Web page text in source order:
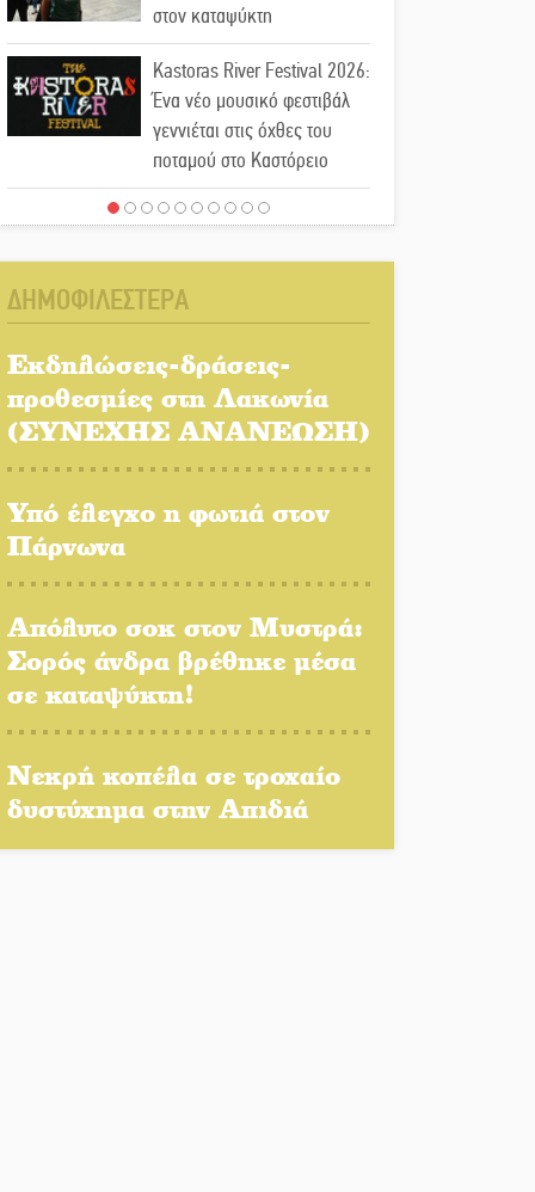
στον καταψύκτη
Kastoras River Festival 2026:
Ένα νέο μουσικό φεστιβάλ
γεννιέται στις όχθες του
ποταμού στο Καστόρειο
Τα ζάρια παίρνουν «φωτιά»
Αυθεντικό γλέντι με «Γιορτή
Βραστού» στη Σοχά
Το τελεφερίκ της
Μονεμβασιάς στο τραπέζι
δίνουν ραντεβού στην
Η Σοχά ετοιμάζεται για ένα
δυναμικό καλοκαιρινό party
Διακοπή μαθημάτων στο
Ματάλειο Κολυμβητήριο την
ΔΗΜΟΦΙΛΕΣΤΕΡΑ
Εκδηλώσεις-δράσεις-
προθεσμίες στη Λακωνία
(ΣΥΝΕΧΗΣ ΑΝΑΝΕΩΣΗ)
Υπό έλεγχο η φωτιά στον
Πάρνωνα
Απόλυτο σοκ στον Μυστρά:
Σορός άνδρα βρέθηκε μέσα
σε καταψύκτη!
Νεκρή κοπέλα σε τροχαίο
δυστύχημα στην Απιδιά